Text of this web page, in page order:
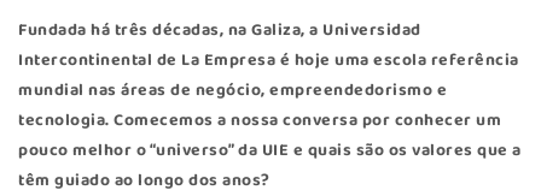
Fundada há três décadas, na Galiza, a Universidad
Intercontinental de La Empresa é hoje uma escola referência
mundial nas áreas de negócio, empreendedorismo e
tecnologia. Comecemos a nossa conversa por conhecer um
pouco melhor o “universo” da UIE e quais são os valores que a
têm guiado ao longo dos anos?